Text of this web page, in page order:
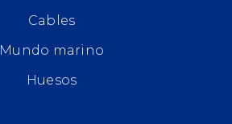
Cables
Mundo marino
Huesos